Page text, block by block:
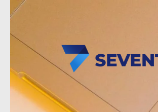
Skip to content